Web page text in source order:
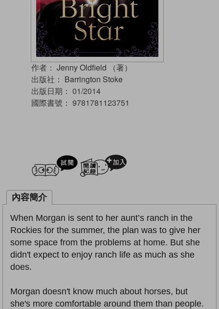
作者： Jenny Oldfield （著）
出版社： Barrington Stoke
出版日期： 01/2014
國際書號： 9781781123751
試閲
內容簡介
When Morgan is sent to her aunt’s ranch in the
Rockies for the summer, the plan was to give her
some space from the problems at home. But she
didn't expect to enjoy ranch life as much as she
does.
Morgan doesn't know much about horses, but
she's more comfortable around them than people.